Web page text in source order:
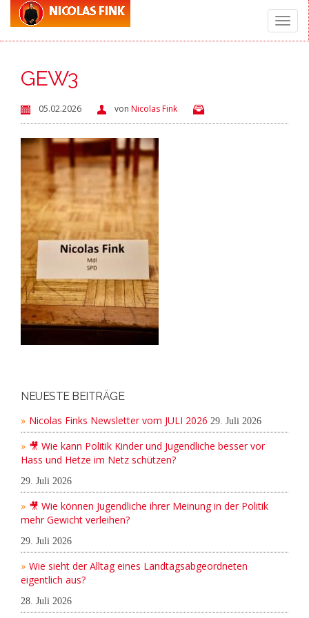
Toggle
GEW3
05.02.2026 von Nicolas Fink
NEUESTE BEITRÄGE
Nicolas Finks Newsletter vom JULI 2026 29. Juli 2026
🎥 Wie kann Politik Kinder und Jugendliche besser vor
Hass und Hetze im Netz schützen?
29. Juli 2026
🎥 Wie können Jugendliche ihrer Meinung in der Politik
mehr Gewicht verleihen?
29. Juli 2026
Wie sieht der Alltag eines Landtagsabgeordneten
eigentlich aus?
28. Juli 2026